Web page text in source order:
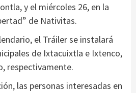
y el miércoles 26, en la
de Nativitas.
el Tráiler se instalará
de Ixtacuixtla e Ixtenco,
respectivamente.
las personas interesadas en